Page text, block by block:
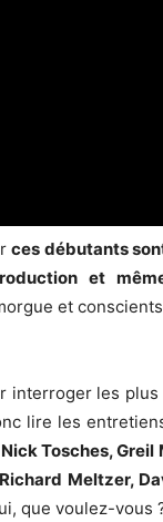
ces débutants
et
et
interroger les
lire les
Nick Tosches, Greil
Richard Meltzer,
que voulez-vous